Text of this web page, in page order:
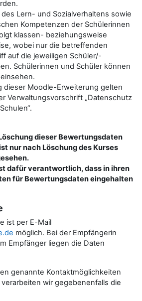
Lern- und Sozialverhaltens sowie
Kompetenzen der Schülerinnen
klassen- beziehungsweise
wobei nur die betreffenden
auf die jeweiligen Schüler/-
Schülerinnen und Schüler können
dieser Moodle-Erweiterung gelten
Verwaltungsvorschrift „Datenschutz
dieser Bewertungsdaten
nur nach Löschung des Kurses
dafür verantwortlich, dass in ihren
für Bewertungsdaten eingehalten
ist per E-Mail
möglich. Bei der Empfängerin
Empfänger liegen die Daten
genannte Kontaktmöglichkeiten
wir gegebenenfalls die